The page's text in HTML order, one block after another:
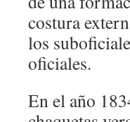
costura
los
oficiales.
En el año